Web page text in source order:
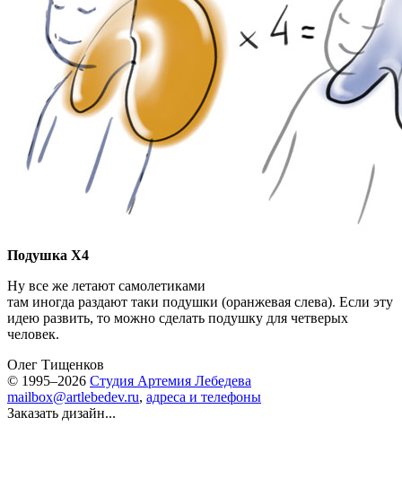
Подушка X4
Ну все же летают самолетиками
там иногда раздают таки подушки (оранжевая слева). Если эту
идею развить, то можно сделать подушку для четверых
человек.
Олег Тищенков
© 1995–2026 Студия Артемия Лебедева
mailbox@artlebedev.ru, адреса и телефоны
Заказать дизайн...